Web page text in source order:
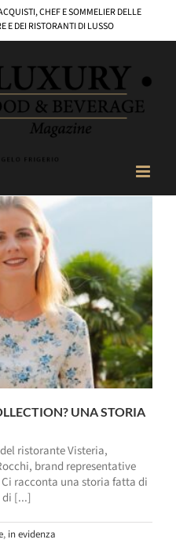
CHEF E SOMMELIER DELLE
E DEI RISTORANTI DI LUSSO
UNA STORIA
ristorante Visteria,
brand representative
racconta una storia fatta di
[...]
, in evidenza